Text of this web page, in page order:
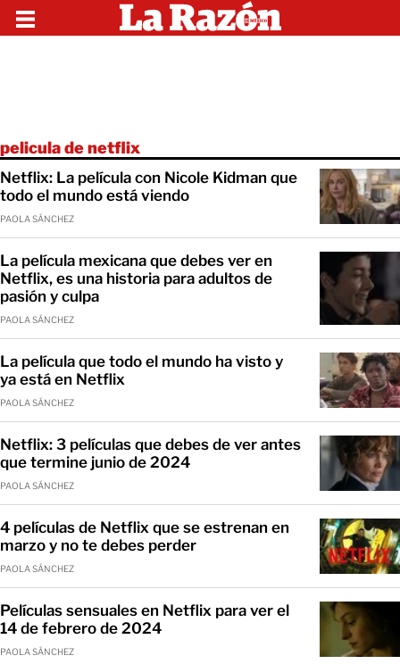
pelicula de netflix
Netflix: La película con Nicole Kidman que
todo el mundo está viendo
PAOLA SÁNCHEZ
La película mexicana que debes ver en
Netflix, es una historia para adultos de
pasión y culpa
PAOLA SÁNCHEZ
La película que todo el mundo ha visto y
ya está en Netflix
PAOLA SÁNCHEZ
Netflix: 3 películas que debes de ver antes
que termine junio de 2024
PAOLA SÁNCHEZ
4 películas de Netflix que se estrenan en
marzo y no te debes perder
PAOLA SÁNCHEZ
Películas sensuales en Netflix para ver el
14 de febrero de 2024
PAOLA SÁNCHEZ